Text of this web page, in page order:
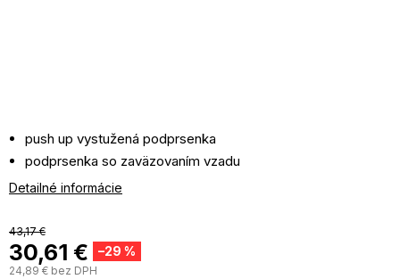
43,17 €
–29 %
30,61 €
24,89 € bez DPH
push up vystužená podprsenka
podprsenka so zaväzovaním vzadu
bočné a spodné kostice
nohavičky pohodlného vyššieho strihu
odnímateľné nastaviteľné ramienka
Detailné informácie